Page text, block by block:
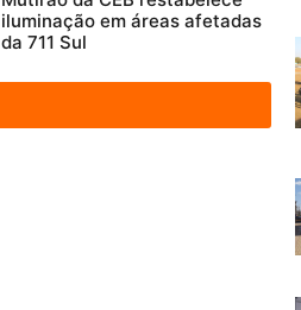
iluminação em áreas afetadas
da 711 Sul